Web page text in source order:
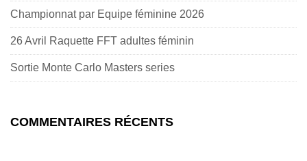
Championnat par Equipe féminine 2026
26 Avril Raquette FFT adultes féminin
Sortie Monte Carlo Masters series
COMMENTAIRES RÉCENTS